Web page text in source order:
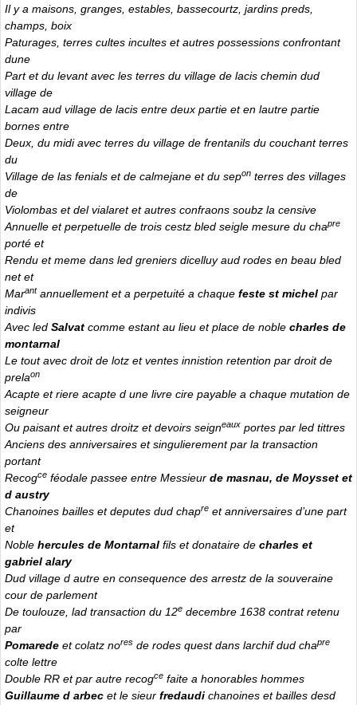
Il y a maisons, granges, estables, bassecourtz, jardins preds,
champs, boix
Paturages, terres cultes incultes et autres possessions confrontant
dune
Part et du levant avec les terres du village de lacis chemin dud
village de
Lacam aud village de lacis entre deux partie et en lautre partie
bornes entre
Deux, du midi avec terres du village de frentanils du couchant terres
du
Village de las fenials et de calmejane et du sepon terres des villages
de
Violombas et del vialaret et autres confraons soubz la censive
Annuelle et perpetuelle de trois cestz bled seigle mesure du chapre
porté et
Rendu et meme dans led greniers dicelluy aud rodes en beau bled
net et
Marantannuellement et a perpetuité a chaque feste st michel par
indivis
Avec led Salvat comme estant au lieu et place de noble charles de
montarnal
Le tout avec droit de lotz et ventes innistion retention par droit de
prelaon
Acapte et riere acapte d une livre cire payable a chaque mutation de
seigneur
Ou paisant et autres droitz et devoirs seigneaux portes par led tittres
Anciens des anniversaires et singulierement par la transaction
portant
Recogce féodale passee entre Messieur de masnau, de Moysset et
d austry
Chanoines bailles et deputes dud chapre et anniversaires d’une part
et
Noble hercules de Montarnal fils et donataire de charles et
gabriel alary
Dud village d autre en consequence des arrestz de la souveraine
cour de parlement
De toulouze, lad transaction du 12e decembre 1638 contrat retenu
par
Pomarede et colatz nores de rodes quest dans larchif dud chapre
colte lettre
Double RR et par autre recogce faite a honorables hommes
Guillaume d arbec et le sieur fredaudi chanoines et bailles desd